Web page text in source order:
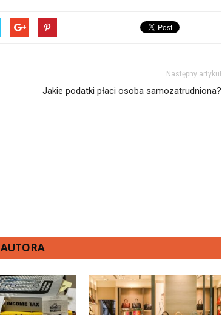
Następny artykuł
Jakie podatki płaci osoba samozatrudniona?